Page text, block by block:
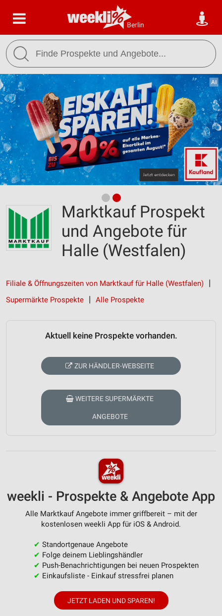
Berlin
Marktkauf Prospekt
und Angebote für
Halle (Westfalen)
Filiale & Öffnungszeiten von Marktkauf für Halle (Westfalen)
Supermärkte Prospekte
Alle Prospekte
Aktuell keine Prospekte vorhanden.
ZUR HÄNDLER-WEBSEITE
WEITERE SUPERMÄRKTE
ANGEBOTE
weekli - Prospekte & Angebote App
Alle Marktkauf Angebote immer griffbereit – mit der
kostenlosen weekli App für iOS & Android.
✔ Standortgenaue Angebote
✔ Folge deinem Lieblingshändler
✔ Push-Benachrichtigungen bei neuen Prospekten
✔ Einkaufsliste - Einkauf stressfrei planen
JETZT LADEN UND SPAREN!